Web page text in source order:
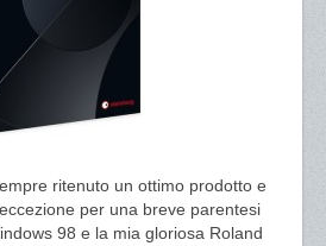
ritenuto un ottimo prodotto e
per una breve parentesi
98 e la mia gloriosa Roland